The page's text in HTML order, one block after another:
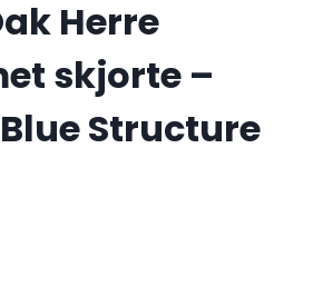
Herre
skjorte –
Structure